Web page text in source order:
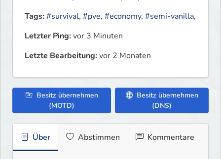
Tags:#survival, #pve, #economy, #semi-vanilla,
Letzter Ping:vor 3 Minuten
Letzte Bearbeitung:vor 2 Monaten
Besitz übernehmen
(MOTD)
Besitz übernehmen
(DNS)
Über Abstimmen Kommentare